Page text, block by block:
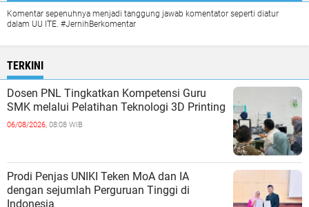
Komentar sepenuhnya menjadi tanggung jawab komentator seperti diatur
dalam UU ITE. #JernihBerkomentar
TERKINI
Dosen PNL Tingkatkan Kompetensi Guru
SMK melalui Pelatihan Teknologi 3D Printing
06/08/2026, 08:08 WIB
Prodi Penjas UNIKI Teken MoA dan IA
dengan sejumlah Perguruan Tinggi di
Indonesia